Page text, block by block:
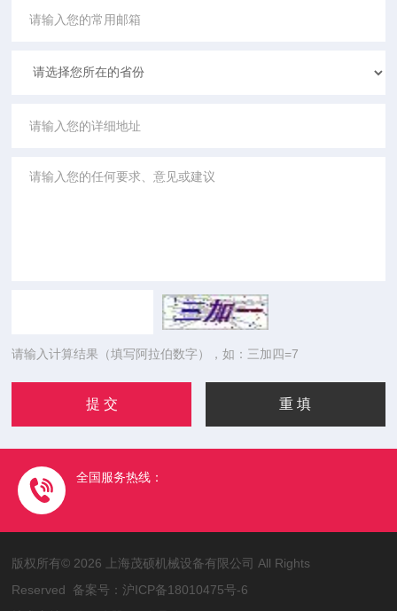
请输入计算结果（填写阿拉伯数字），如：三加四=7
全国服务热线：
版权所有© 2026 上海茂硕机械设备有限公司 All Rights
Reserved 备案号：沪ICP备18010475号-6